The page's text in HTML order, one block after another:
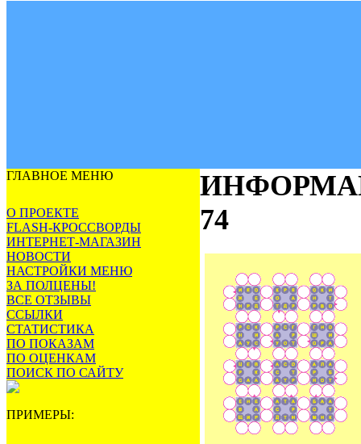
ГЛАВНОЕ МЕНЮ
О ПРОЕКТЕ
FLASH-КРОССВОРДЫ
ИНТЕРНЕТ-МАГАЗИН
НОВОСТИ
НАСТРОЙКИ МЕНЮ
ЗА ПОЛЦЕНЫ!
ВСЕ ОТЗЫВЫ
ССЫЛКИ
СТАТИСТИКА
ПО ПОКАЗАМ
ПО ОЦЕНКАМ
ПОИСК ПО САЙТУ
ПРИМЕРЫ:
74